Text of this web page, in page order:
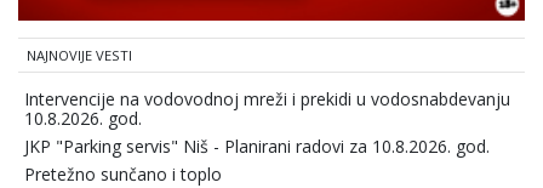
NAJNOVIJE VESTI
Intervencije na vodovodnoj mreži i prekidi u vodosnabdevanju
10.8.2026. god.
JKP "Parking servis" Niš - Planirani radovi za 10.8.2026. god.
Pretežno sunčano i toplo